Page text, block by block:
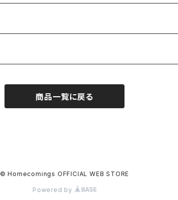
商品一覧に戻る
© Homecomings OFFICIAL WEB STORE
Powered by